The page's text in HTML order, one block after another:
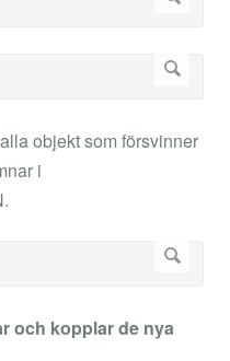
objekt som försvinner
i
och kopplar de nya